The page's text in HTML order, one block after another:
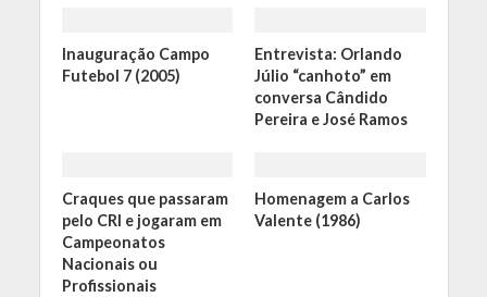
Inauguração Campo
Futebol 7 (2005)
Entrevista: Orlando
Júlio “canhoto” em
conversa Cândido
Pereira e José Ramos
Craques que passaram
pelo CRI e jogaram em
Campeonatos
Nacionais ou
Profissionais
Homenagem a Carlos
Valente (1986)